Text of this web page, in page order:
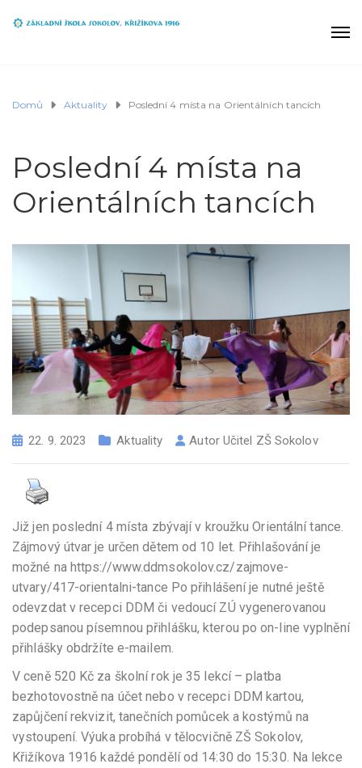
Domů Aktuality Poslední 4 místa na Orientálních tancích
Poslední 4 místa na
Orientálních tancích
22. 9. 2023 Aktuality Autor Učitel ZŠ Sokolov
Již jen poslední 4 místa zbývají v kroužku Orientální tance.
Zájmový útvar je určen dětem od 10 let. Přihlašování je
možné na https://www.ddmsokolov.cz/zajmove-
utvary/417-orientalni-tance Po přihlášení je nutné ještě
odevzdat v recepci DDM či vedoucí ZÚ vygenerovanou
podepsanou písemnou přihlášku, kterou po on-line vyplnění
přihlášky obdržíte e-mailem.
V ceně 520 Kč za školní rok je 35 lekcí – platba
bezhotovostně na účet nebo v recepci DDM kartou,
zapůjčení rekvizit, tanečních pomůcek a kostýmů na
vystoupení. Výuka probíhá v tělocvičně ZŠ Sokolov,
Křižíkova 1916 každé pondělí od 14:30 do 15:30. Na lekce